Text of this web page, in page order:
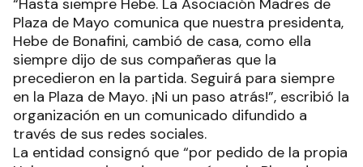
“Hasta siempre Hebe. La Asociación Madres de
Plaza de Mayo comunica que nuestra presidenta,
Hebe de Bonafini, cambió de casa, como ella
siempre dijo de sus compañeras que la
precedieron en la partida. Seguirá para siempre
en la Plaza de Mayo. ¡Ni un paso atrás!”, escribió la
organización en un comunicado difundido a
través de sus redes sociales.
La entidad consignó que “por pedido de la propia